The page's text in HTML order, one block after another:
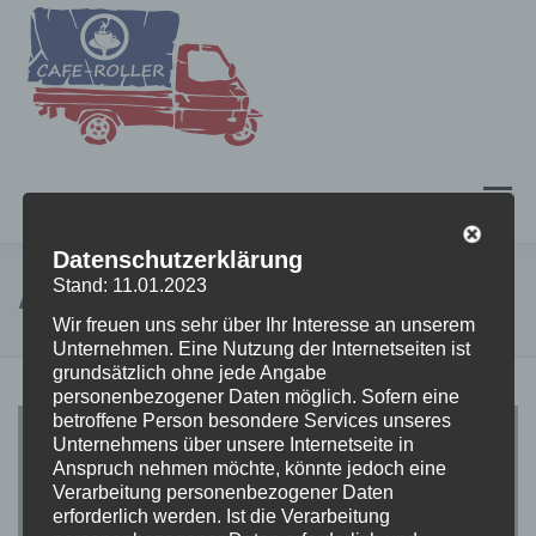
Inhalt
springen
Menü
CAFE-ROLLER BUCHUNG
IMPRESSUM DATENSCHUTZERKLÄRUNG
AKTUELL
Datenschutzerklärung
Stand: 11.01.2023
Wir freuen uns sehr über Ihr Interesse an unserem
Unternehmen. Eine Nutzung der Internetseiten ist
grundsätzlich ohne jede Angabe
personenbezogener Daten möglich. Sofern eine
betroffene Person besondere Services unseres
Unternehmens über unsere Internetseite in
Anspruch nehmen möchte, könnte jedoch eine
Verarbeitung personenbezogener Daten
erforderlich werden. Ist die Verarbeitung